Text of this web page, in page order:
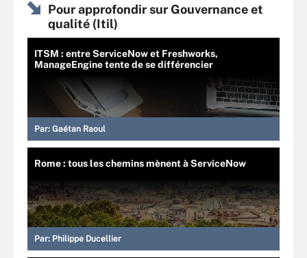
Pour approfondir sur Gouvernance et
qualité (Itil)
ITSM : entre ServiceNow et Freshworks,
ManageEngine tente de se différencier
Par: Gaétan Raoul
Rome : tous les chemins mènent à ServiceNow
Par: Philippe Ducellier